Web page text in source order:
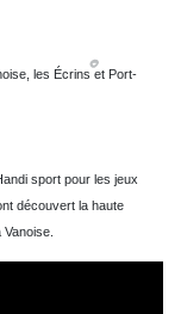
les Écrins et Port-
sport pour les jeux
découvert la haute